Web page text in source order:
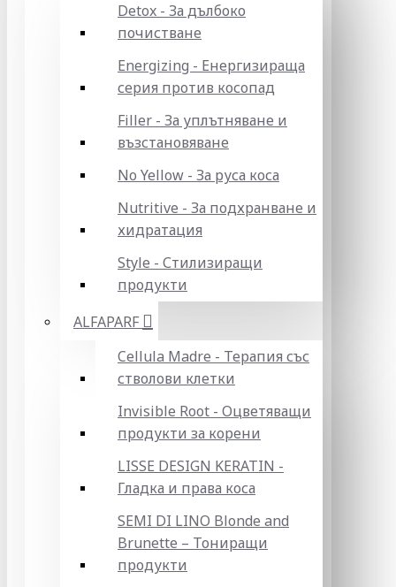
Detox - За дълбоко
почистване
Energizing - Енергизираща
серия против косопад
Filler - За уплътняване и
възстановяване
No Yellow - За руса коса
Nutritive - За подхранване и
хидратация
Style - Стилизиращи
продукти
ALFAPARF
Cellula Madre - Терапия със
стволови клетки
Invisible Root - Оцветяващи
продукти за корени
LISSE DESIGN KERATIN -
Гладка и права коса
SEMI DI LINO Blonde and
Brunette – Тониращи
продукти